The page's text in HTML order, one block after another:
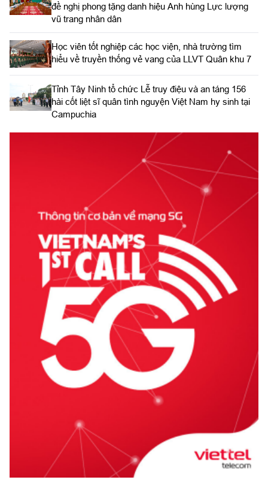
đề nghị phong tặng danh hiệu Anh hùng Lực lượng
vũ trang nhân dân
Học viên tốt nghiệp các học viện, nhà trường tìm
hiểu về truyền thống vẻ vang của LLVT Quân khu 7
​Tỉnh Tây Ninh tổ chức Lễ truy điệu và an táng 156
hài cốt liệt sĩ quân tình nguyện Việt Nam hy sinh tại
Campuchia